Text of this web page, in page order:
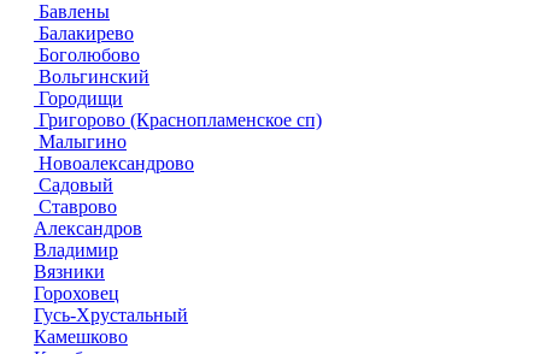
Бавлены
Балакирево
Боголюбово
Вольгинский
Городищи
Григорово (Краснопламенское сп)
Малыгино
Новоалександрово
Садовый
Ставрово
Александров
Владимир
Вязники
Гороховец
Гусь-Хрустальный
Камешково